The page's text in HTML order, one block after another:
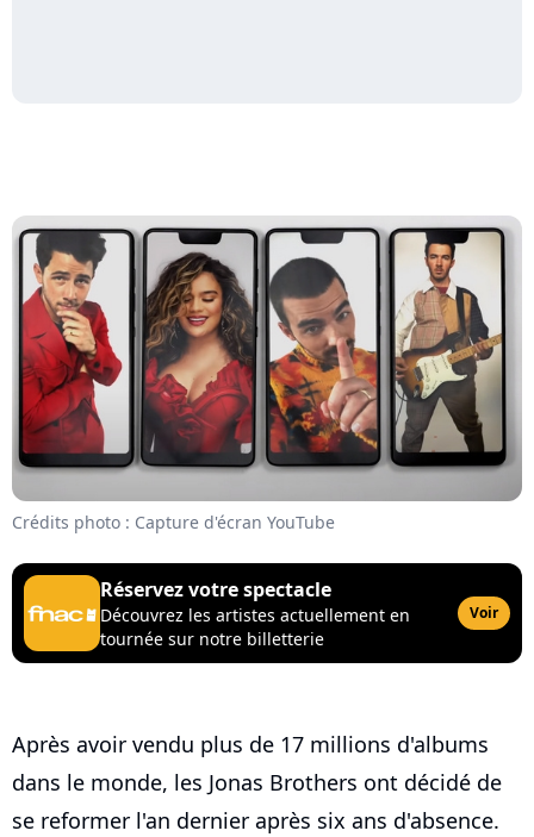
Crédits photo : Capture d'écran YouTube
Réservez votre spectacle
Découvrez les artistes actuellement en
tournée sur notre billetterie
Voir
Après avoir vendu plus de 17 millions d'albums
dans le monde, les Jonas Brothers ont décidé de
se reformer l'an dernier après six ans d'absence.